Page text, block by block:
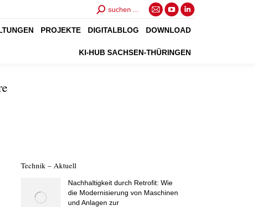
Search:
suchen ...
E-
Mail
opens
YouTube
page
in
Linkedin
page
in
PROJEKTE DIGITALBLOG DOWNLOAD
KI-HUB SACHSEN-THÜRINGEN
Technik – Aktuell
Nachhaltigkeit durch Retrofit: Wie
die Modernisierung von Maschinen
und Anlagen zur